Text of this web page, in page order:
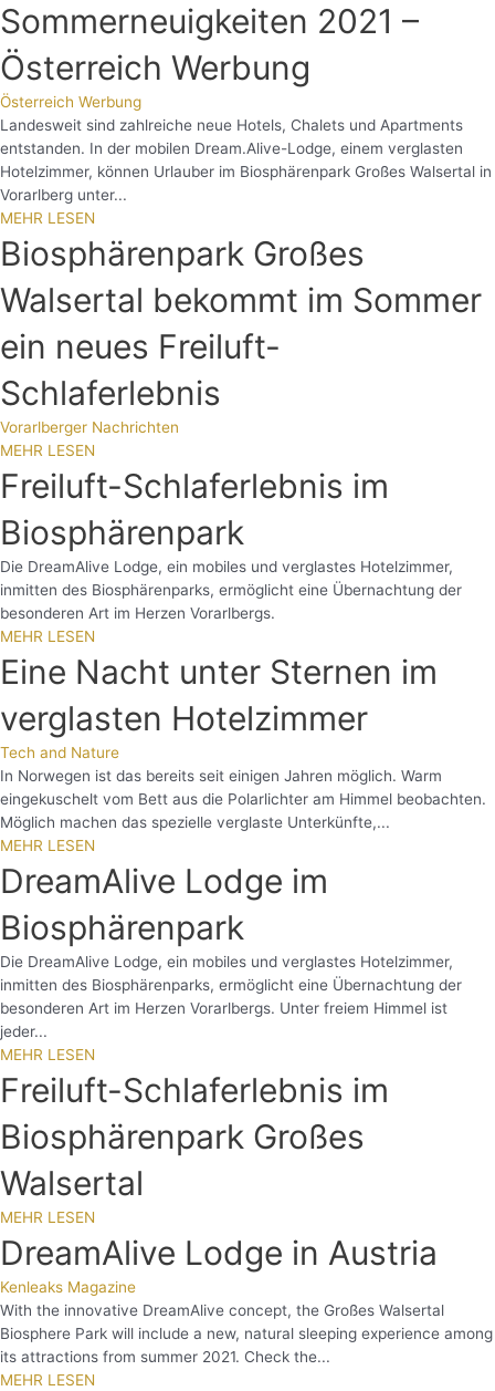
Sommerneuigkeiten 2021 –
Österreich Werbung
Österreich Werbung
Landesweit sind zahlreiche neue Hotels, Chalets und Apartments
entstanden. In der mobilen Dream.Alive-Lodge, einem verglasten
Hotelzimmer, können Urlauber im Biosphärenpark Großes Walsertal in
Vorarlberg unter...
MEHR LESEN
Biosphärenpark Großes
Walsertal bekommt im Sommer
ein neues Freiluft-
Schlaferlebnis
Vorarlberger Nachrichten
MEHR LESEN
Freiluft-Schlaferlebnis im
Biosphärenpark
Die DreamAlive Lodge, ein mobiles und verglastes Hotelzimmer,
inmitten des Biosphärenparks, ermöglicht eine Übernachtung der
besonderen Art im Herzen Vorarlbergs.
MEHR LESEN
Eine Nacht unter Sternen im
verglasten Hotelzimmer
Tech and Nature
In Norwegen ist das bereits seit einigen Jahren möglich. Warm
eingekuschelt vom Bett aus die Polarlichter am Himmel beobachten.
Möglich machen das spezielle verglaste Unterkünfte,...
MEHR LESEN
DreamAlive Lodge im
Biosphärenpark
Die DreamAlive Lodge, ein mobiles und verglastes Hotelzimmer,
inmitten des Biosphärenparks, ermöglicht eine Übernachtung der
besonderen Art im Herzen Vorarlbergs. Unter freiem Himmel ist
jeder...
MEHR LESEN
Freiluft-Schlaferlebnis im
Biosphärenpark Großes
Walsertal
MEHR LESEN
DreamAlive Lodge in Austria
Kenleaks Magazine
With the innovative DreamAlive concept, the Großes Walsertal
Biosphere Park will include a new, natural sleeping experience among
its attractions from summer 2021. Check the...
MEHR LESEN